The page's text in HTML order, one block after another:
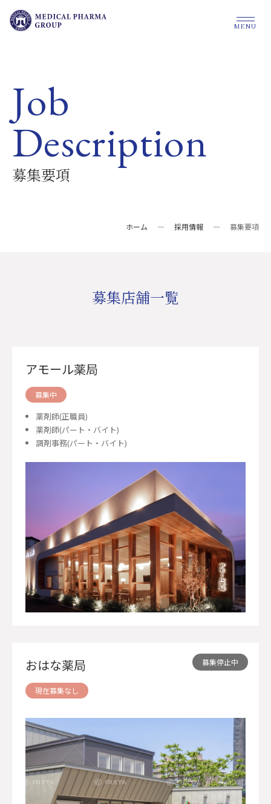
MENU
Job
Description
募集要項
ホーム — 採用情報 — 募集要項
募集店舗一覧
アモール薬局
募集中
薬剤師(正職員)
薬剤師(パート・バイト)
調剤事務(パート・バイト)
おはな薬局
現在募集なし